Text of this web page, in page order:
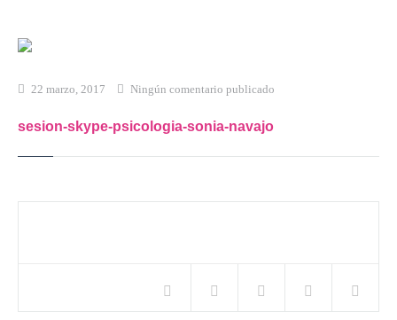
Inicio
22 marzo, 2017 Ningún comentario publicado
sesion-skype-psicologia-sonia-navajo